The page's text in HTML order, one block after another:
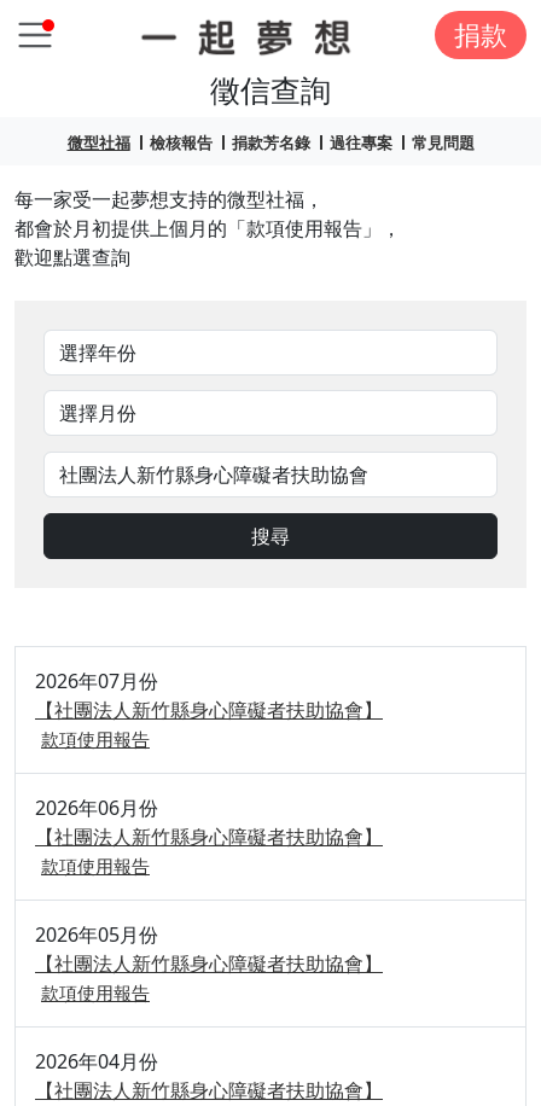
捐款
徵信查詢
微型社福 檢核報告 捐款芳名錄 過往專案 常見問題
每一家受一起夢想支持的微型社福，
都會於月初提供上個月的「款項使用報告」，
歡迎點選查詢
搜尋
2026年07月份
【社團法人新竹縣身心障礙者扶助協會】
款項使用報告
2026年06月份
【社團法人新竹縣身心障礙者扶助協會】
款項使用報告
2026年05月份
【社團法人新竹縣身心障礙者扶助協會】
款項使用報告
2026年04月份
【社團法人新竹縣身心障礙者扶助協會】